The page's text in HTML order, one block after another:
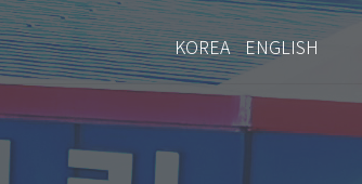
KOREA ENGLISH